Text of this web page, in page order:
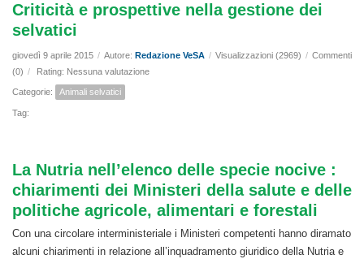
Criticità e prospettive nella gestione dei
selvatici
giovedì 9 aprile 2015 / Autore: Redazione VeSA / Visualizzazioni (2969) / Commenti
(0) / Rating: Nessuna valutazione
Categorie: Animali selvatici
Tag:
La Nutria nell’elenco delle specie nocive :
chiarimenti dei Ministeri della salute e delle
politiche agricole, alimentari e forestali
Con una circolare interministeriale i Ministeri competenti hanno diramato
alcuni chiarimenti in relazione all’inquadramento giuridico della Nutria e